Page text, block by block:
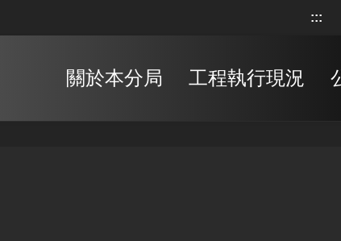
:::
關於本分局 工程執行現況